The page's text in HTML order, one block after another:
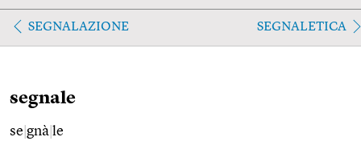
SEGNALAZIONE SEGNALETICA
segnale
se gnà le